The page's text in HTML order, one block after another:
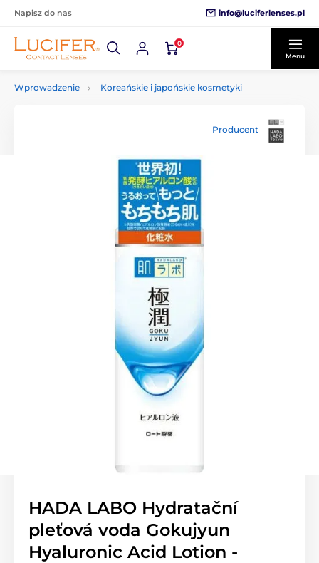
Napisz do nas info@luciferlenses.pl
0
Menu
Wprowadzenie Koreańskie i japońskie kosmetyki
Producent
HADA LABO Hydratační
pleťová voda Gokujyun
Hyaluronic Acid Lotion -